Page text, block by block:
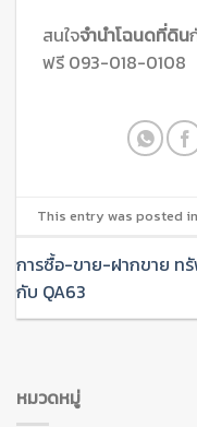
สนใจจำนำโฉนดที่ดิน
ฟรี 093-018-0108
This entry was posted
การซื้อ-ขาย-ฝากขาย ท
กับ QA63
หมวดหมู่